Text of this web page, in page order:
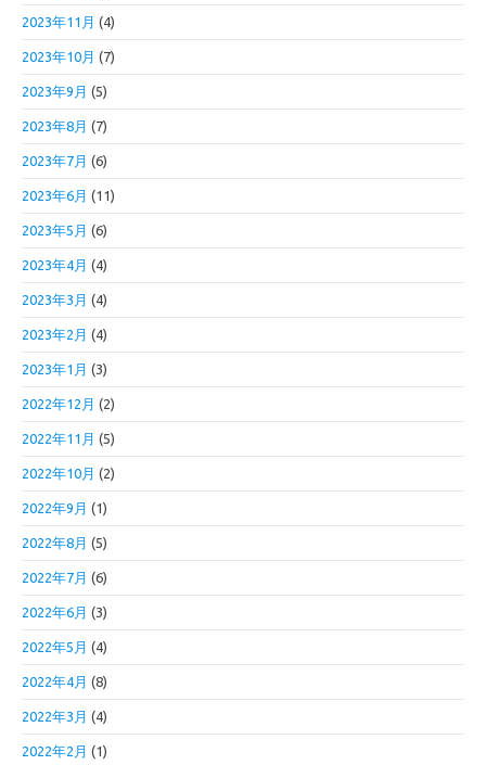
2023年11月 (4)
2023年10月 (7)
2023年9月 (5)
2023年8月 (7)
2023年7月 (6)
2023年6月 (11)
2023年5月 (6)
2023年4月 (4)
2023年3月 (4)
2023年2月 (4)
2023年1月 (3)
2022年12月 (2)
2022年11月 (5)
2022年10月 (2)
2022年9月 (1)
2022年8月 (5)
2022年7月 (6)
2022年6月 (3)
2022年5月 (4)
2022年4月 (8)
2022年3月 (4)
2022年2月 (1)